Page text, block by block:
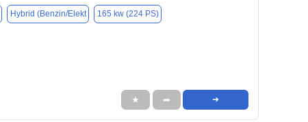
Hybrid (Benzin/Elekt 165 kw (224 PS)
★ ➦ ➜